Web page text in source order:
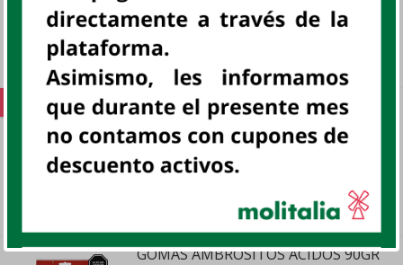
DP
CEREALBAR, DISP
sku:800109
S/ 6 18
OFERTA
CARAMELO COCOROKOS LIMON
BOLSA 350GR
UN
AMBROSOLI, UN
GOMAS AMBROSITOS ACIDOS 90GR